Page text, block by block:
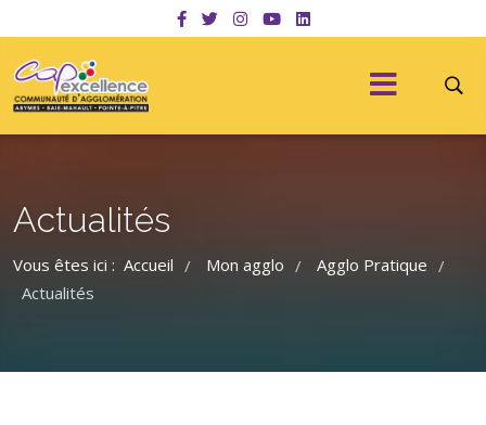
Actualités
Vous êtes ici : Accueil / Mon agglo / Agglo Pratique /
Actualités